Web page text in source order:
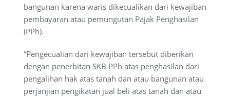
bangunan karena waris dikecualikan dari kewajiban
pembayaran atau pemungutan Pajak Penghasilan
(PPh).
“Pengecualian dari kewajiban tersebut diberikan
dengan penerbitan SKB PPh atas penghasilan dari
pengalihan hak atas tanah dan atau bangunan atau
perjanjian pengikatan jual beli atas tanah dan atau